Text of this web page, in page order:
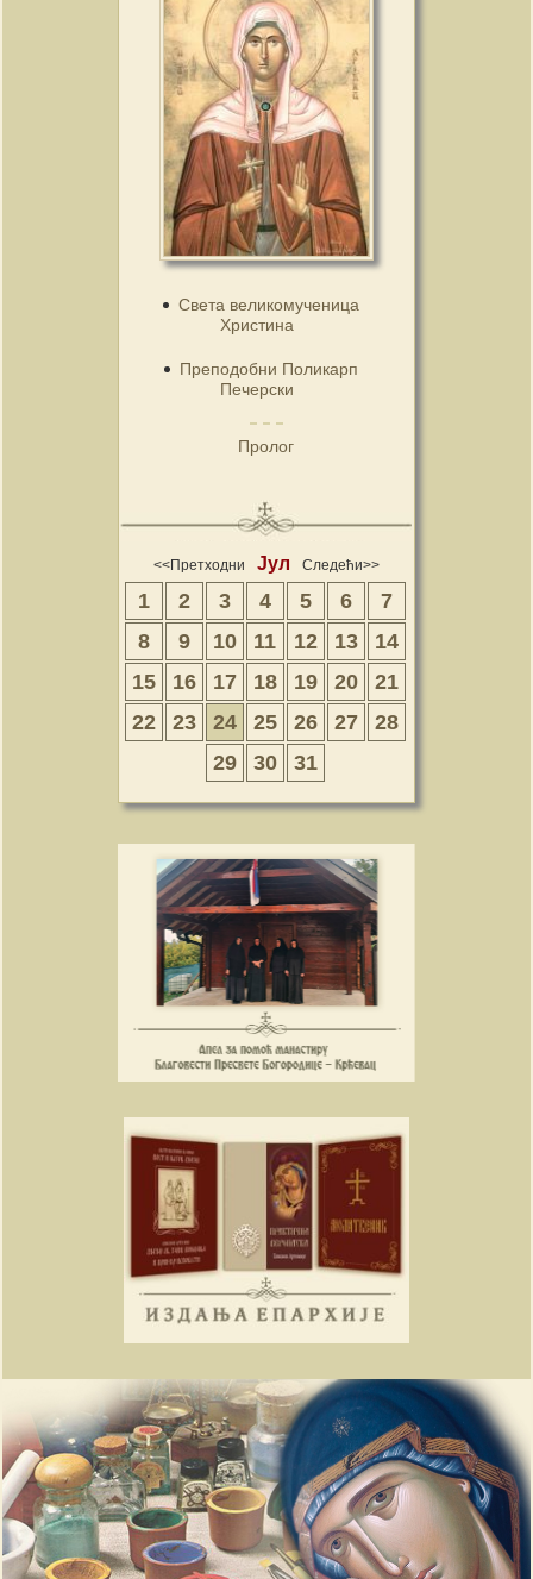
Света великомученица
Христина
Преподобни Поликарп
Печерски
Пролог
<<Претходни Јул Следећи>>
1 2 3 4 5 6
7
8
9 10 11 12 13
14
15
16 17 18 19 20
21
22
23 24 25 26 27
28
29
30 31